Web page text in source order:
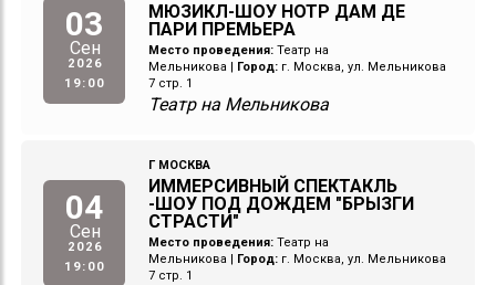
03
Сен
2026
19:00
МЮЗИКЛ-ШОУ НОТР ДАМ ДЕ
ПАРИ ПРЕМЬЕРА
Место проведения: Театр на
Мельникова
Город: г. Москва, ул. Мельникова
7 стр. 1
Театр на Мельникова
04
Сен
2026
19:00
Г МОСКВА
ИММЕРСИВНЫЙ СПЕКТАКЛЬ
-ШОУ ПОД ДОЖДЕМ "БРЫЗГИ
СТРАСТИ"
Место проведения: Театр на
Мельникова
Город: г. Москва, ул. Мельникова
7 стр. 1